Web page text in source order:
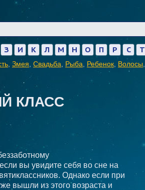
З И К Л М Н О П Р С Т
Змея Свадьба Рыба Ребенок Волосы
КЛАСС
вы увидите себя во сне на
Однако если при
вышли из этого возраста и